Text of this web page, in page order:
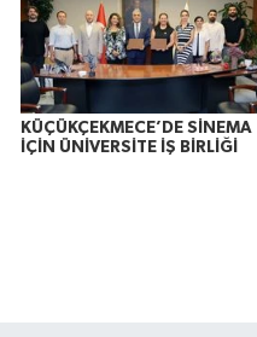
KÜÇÜKÇEKMECE’DE SİNEMA
İÇİN ÜNİVERSİTE İŞ BİRLİĞİ